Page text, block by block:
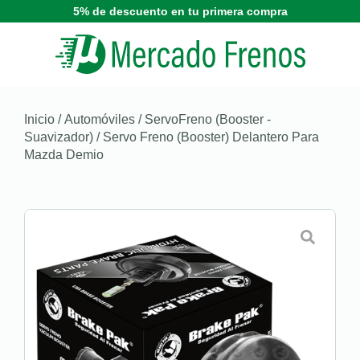
5% de descuento en tu primera compra
Inicio /Automóviles / ServoFreno (Booster -
Suavizador) / Servo Freno (Booster) Delantero Para
Mazda Demio